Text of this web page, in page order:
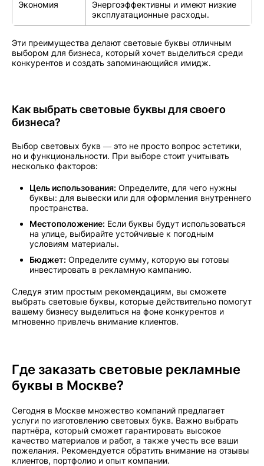
Экономия
Энергоэффективны и имеют низкие
эксплуатационные расходы.
Эти преимущества делают световые буквы отличным
выбором для бизнеса, который хочет выделиться среди
конкурентов и создать запоминающийся имидж.
Как выбрать световые буквы для своего
бизнеса?
Выбор световых букв — это не просто вопрос эстетики,
но и функциональности. При выборе стоит учитывать
несколько факторов:
Цель использования: Определите, для чего нужны
буквы: для вывески или для оформления внутреннего
пространства.
Местоположение: Если буквы будут использоваться
на улице, выбирайте устойчивые к погодным
условиям материалы.
Бюджет: Определите сумму, которую вы готовы
инвестировать в рекламную кампанию.
Следуя этим простым рекомендациям, вы сможете
выбрать световые буквы, которые действительно помогут
вашему бизнесу выделиться на фоне конкурентов и
мгновенно привлечь внимание клиентов.
Где заказать световые рекламные
буквы в Москве?
Сегодня в Москве множество компаний предлагает
услуги по изготовлению световых букв. Важно выбрать
партнёра, который сможет гарантировать высокое
качество материалов и работ, а также учесть все ваши
пожелания. Рекомендуется обратить внимание на отзывы
клиентов, портфолио и опыт компании.